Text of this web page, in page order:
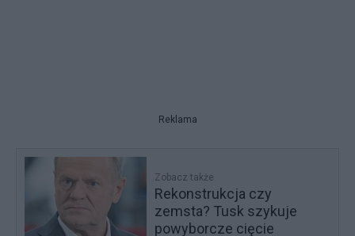
Reklama
Zobacz także
Rekonstrukcja czy
zemsta? Tusk szykuje
powyborcze cięcie